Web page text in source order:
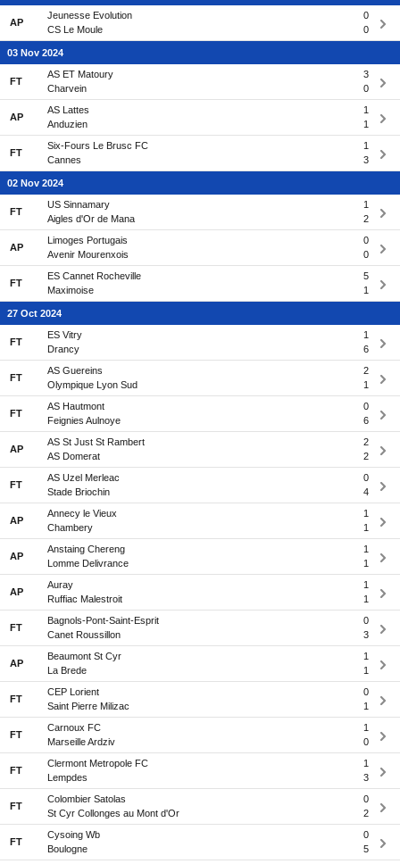
AP
Jeunesse Evolution
0
CS Le Moule
0
03 Nov 2024
FT
AS ET Matoury
3
Charvein
0
AP
AS Lattes
1
Anduzien
1
FT
Six-Fours Le Brusc FC
1
Cannes
3
02 Nov 2024
FT
US Sinnamary
1
Aigles d'Or de Mana
2
AP
Limoges Portugais
0
Avenir Mourenxois
0
FT
ES Cannet Rocheville
5
Maximoise
1
27 Oct 2024
FT
ES Vitry
1
Drancy
6
FT
AS Guereins
2
Olympique Lyon Sud
1
FT
AS Hautmont
0
Feignies Aulnoye
6
AP
AS St Just St Rambert
2
AS Domerat
2
FT
AS Uzel Merleac
0
Stade Briochin
4
AP
Annecy le Vieux
1
Chambery
1
AP
Anstaing Chereng
1
Lomme Delivrance
1
AP
Auray
1
Ruffiac Malestroit
1
FT
Bagnols-Pont-Saint-Esprit
0
Canet Roussillon
3
AP
Beaumont St Cyr
1
La Brede
1
FT
CEP Lorient
0
Saint Pierre Milizac
1
FT
Carnoux FC
1
Marseille Ardziv
0
FT
Clermont Metropole FC
1
Lempdes
3
FT
Colombier Satolas
0
St Cyr Collonges au Mont d'Or
2
FT
Cysoing Wb
0
Boulogne
5